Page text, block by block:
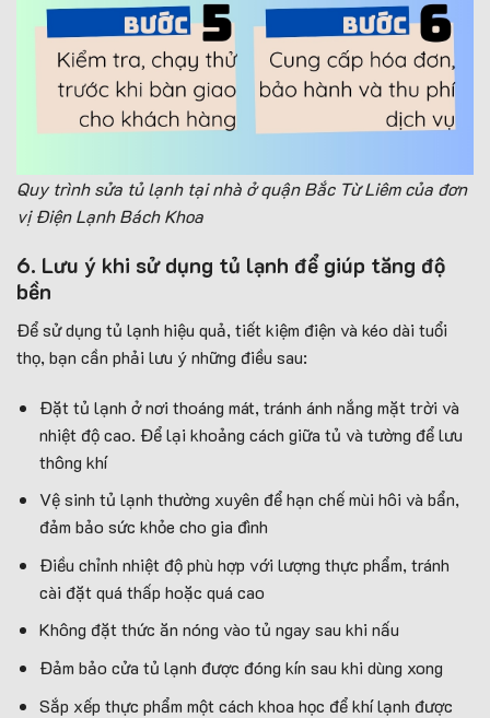
Quy trình sửa tủ lạnh tại nhà ở quận Bắc Từ Liêm của đơn
vị Điện Lạnh Bách Khoa
6. Lưu ý khi sử dụng tủ lạnh để giúp tăng độ
bền
Để sử dụng tủ lạnh hiệu quả, tiết kiệm điện và kéo dài tuổi
thọ, bạn cần phải lưu ý những điều sau:
Đặt tủ lạnh ở nơi thoáng mát, tránh ánh nắng mặt trời và
nhiệt độ cao. Để lại khoảng cách giữa tủ và tường để lưu
thông khí
Vệ sinh tủ lạnh thường xuyên để hạn chế mùi hôi và bẩn,
đảm bảo sức khỏe cho gia đình
Điều chỉnh nhiệt độ phù hợp với lượng thực phẩm, tránh
cài đặt quá thấp hoặc quá cao
Không đặt thức ăn nóng vào tủ ngay sau khi nấu
Đảm bảo cửa tủ lạnh được đóng kín sau khi dùng xong
Sắp xếp thực phẩm một cách khoa học để khí lạnh được